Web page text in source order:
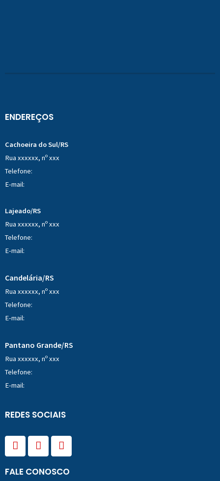
ENDEREÇOS
Cachoeira do Sul/RS
Rua xxxxxx, nº xxx
Telefone:
E-mail:
Lajeado/RS
Rua xxxxxx, nº xxx
Telefone:
E-mail:
Candelária/RS
Rua xxxxxx, nº xxx
Telefone:
E-mail:
Pantano Grande/RS
Rua xxxxxx, nº xxx
Telefone:
E-mail:
REDES SOCIAIS
F
a
c
e
I
n
s
t
Y
o
u
t
FALE CONOSCO